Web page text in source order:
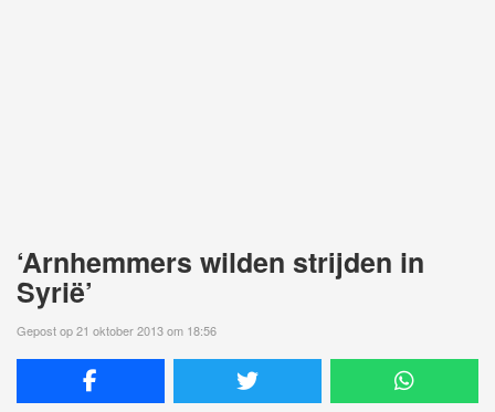
‘Arnhemmers wilden strijden in
Syrië’
Gepost op 21 oktober 2013 om 18:56